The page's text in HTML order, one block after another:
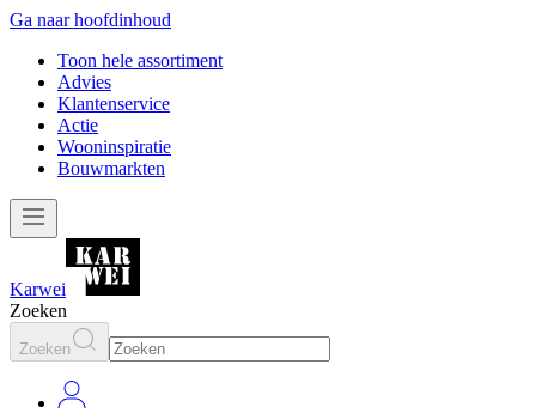
Ga naar hoofdinhoud
Toon hele assortiment
Advies
Klantenservice
Actie
Wooninspiratie
Bouwmarkten
Karwei
Zoeken
Zoeken